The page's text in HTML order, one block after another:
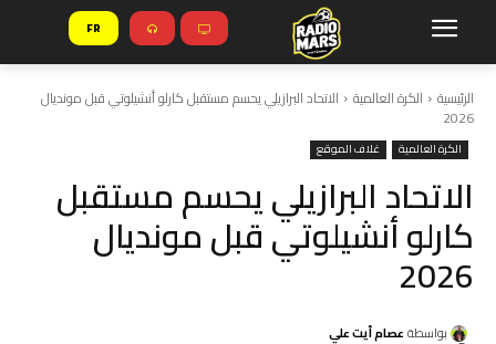
FR
الرئيسية الكرة العالمية الاتحاد البرازيلي يحسم مستقبل كارلو أنشيلوتي قبل مونديال
2026
الكرة العالمية غلاف الموقع
الاتحاد البرازيلي يحسم مستقبل
كارلو أنشيلوتي قبل مونديال
2026
بواسطة عصام أيت علي